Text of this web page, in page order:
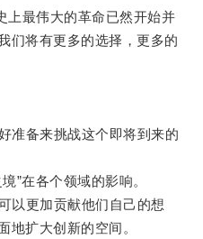
最伟大的革命已然开始并
们将有更多的选择，更多的
备来挑战这个即将到来的
在各个领域的影响。
更加贡献他们自己的想
地扩大创新的空间。